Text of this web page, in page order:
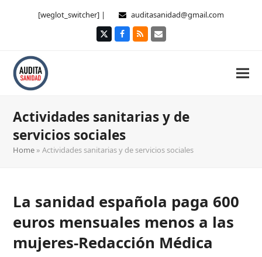
[weglot_switcher] | auditasanidad@gmail.com
TwitterFacebook
RSS Correo
Actividades sanitarias y de
servicios sociales
Home »Actividades sanitarias y de servicios sociales
La sanidad española paga 600
euros mensuales menos a las
mujeres-Redacción Médica